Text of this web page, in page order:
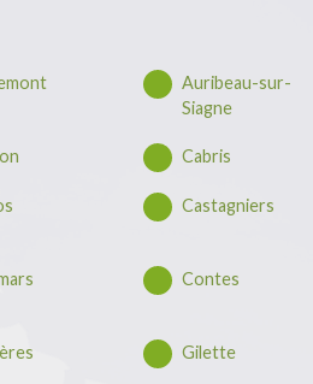
Auribeau-sur-
Siagne
Cabris
Castagniers
Contes
Gilette